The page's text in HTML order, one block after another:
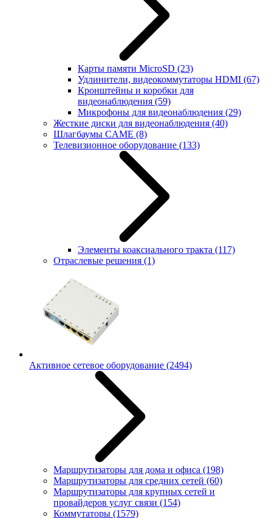
Карты памяти MicroSD (23)
Удлинители, видеокоммутаторы HDMI (67)
Кронштейны и коробки для
видеонаблюдения (59)
Микрофоны для видеонаблюдения (29)
Жесткие диски для видеонаблюдения (40)
Шлагбаумы CAME (8)
Телевизионное оборудование (133)
Элементы коаксиального тракта (117)
Отраслевые решения (1)
Активное сетевое оборудование (2494)
Маршрутизаторы для дома и офиса (198)
Маршрутизаторы для средних сетей (60)
Маршрутизаторы для крупных сетей и
провайдеров услуг связи (154)
Коммутаторы (1579)